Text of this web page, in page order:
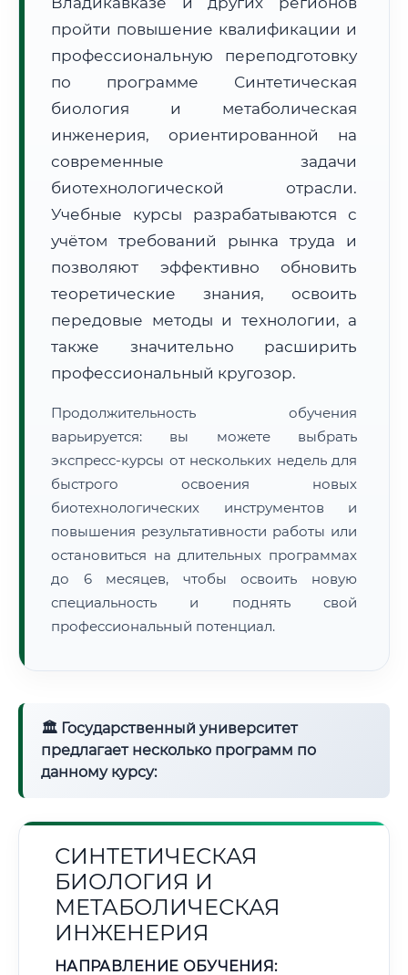
Расчет логистики оригиналов:
• Маршрут транзита:~3 042 км
пройти повышение квалификации и
профессиональную переподготовку
по программе Синтетическая
биология и метаболическая
инженерия, ориентированной на
современные задачи
биотехнологической отрасли.
Учебные курсы разрабатываются с
учётом требований рынка труда и
позволяют эффективно обновить
теоретические знания, освоить
передовые методы и технологии, а
также значительно расширить
профессиональный кругозор.
Продолжительность обучения
варьируется: вы можете выбрать
экспресс-курсы от нескольких недель для
быстрого освоения новых
биотехнологических инструментов и
повышения результативности работы или
остановиться на длительных программах
до 6 месяцев, чтобы освоить новую
специальность и поднять свой
профессиональный потенциал.
🏛 Государственный университет
предлагает несколько программ по
данному курсу:
СИНТЕТИЧЕСКАЯ
БИОЛОГИЯ И
МЕТАБОЛИЧЕСКАЯ
ИНЖЕНЕРИЯ
НАПРАВЛЕНИЕ ОБУЧЕНИЯ: